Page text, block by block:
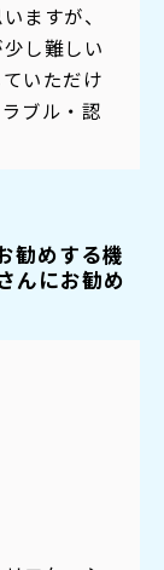
ますが、
し難しい
いただけ
ブル・認
勧めする機
んにお勧め